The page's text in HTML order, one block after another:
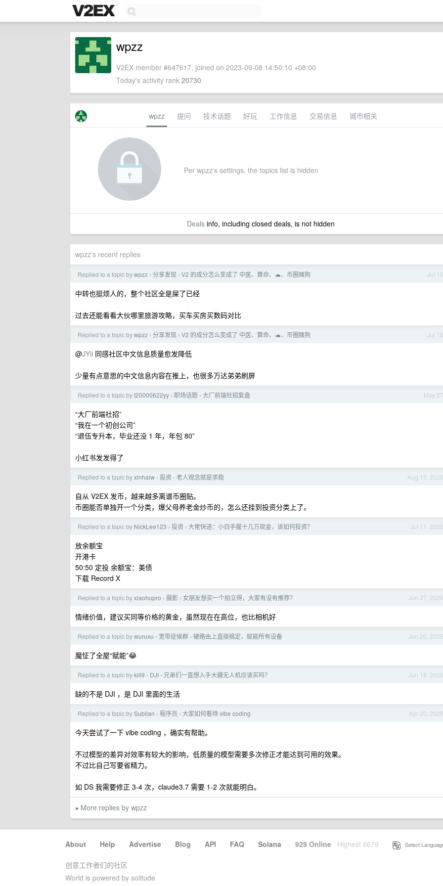
wpzz
V2EX member #647617, joined on 2023-09-08 14:50:10 +08:00
Today's activity rank 20730
wpzz 提问 技术话题 好玩 工作信息 交易信息 城市相关
Per wpzz's settings, the topics list is hidden
Dealsinfo, including closed deals, is not hidden
wpzz's recent replies
Jul 15
Replied to a topic bywpzz › 分享发现 › V2 的成分怎么变成了 中医、算命、🐢、币圈赌狗
中转也挺烦人的，整个社区全是屎了已经
过去还能看看大伙哪里旅游攻略，买车买房买数码对比
Jul 15
Replied to a topic bywpzz › 分享发现 › V2 的成分怎么变成了 中医、算命、🐢、币圈赌狗
@JYii 同感社区中文信息质量愈发降低
少量有点意思的中文信息内容在推上，也很多万达弟弟刷屏
May 27
Replied to a topic byt20000622yy › 职场话题 › 大厂前端社招复盘
“大厂前端社招”
“我在一个初创公司”
“退伍专升本，毕业还没 1 年，年包 80”
小红书发发得了
Aug 13, 2025
Replied to a topic byxinhaiw › 投资 › 老人观念就是求稳
自从 V2EX 发币，越来越多离谱币圈贴。
币圈能否单独开一个分类，爆父母养老金炒币的，怎么还挂到投资分类上了。
Jul 11, 2025
Replied to a topic by NickLee123 › 投资 › 大佬快进：小白手握十几万现金，该如何投资？
放余额宝
开港卡
50:50 定投 余额宝：美债
下载 Record X
Jun 27, 2025
Replied to a topic byxiaohupro › 摄影 › 女朋友想买一个拍立得，大家有没有推荐？
情绪价值，建议买同等价格的黄金，虽然现在在高位，也比相机好
Jun 20, 2025
Replied to a topic bywuruxu › 宽带症候群 › 硬路由上直接搞定，赋能所有设备
魔怔了全屋“赋能”😂
Jun 19, 2025
Replied to a topic bykill9 › DJI › 兄弟们一直想入手大疆无人机应该买吗？
缺的不是 DJI ，是 DJI 里面的生活
Apr 20, 2025
Replied to a topic bySubilan › 程序员 › 大家如何看待 vibe coding
今天尝试了一下 vibe coding ，确实有帮助。
不过模型的差异对效率有较大的影响，低质量的模型需要多次修正才能达到可用的效果。
不过比自己写要省精力。
如 DS 我需要修正 3-4 次，claude3.7 需要 1-2 次就能明白。
» More replies by wpzz
About · Help · Advertise · Blog · API · FAQ · Solana · 929 Online Highest 6679 Select
创意工作者们的社区
World is powered by solitude